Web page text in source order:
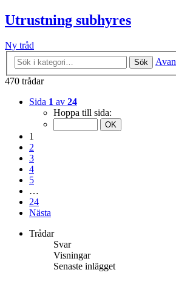
Utrustning subhyres
Ny tråd
Sök
470 trådar
Sida 1 av 24
Hoppa till sida:
1
2
3
4
5
…
24
Nästa
Trådar
Svar
Visningar
Senaste inlägget